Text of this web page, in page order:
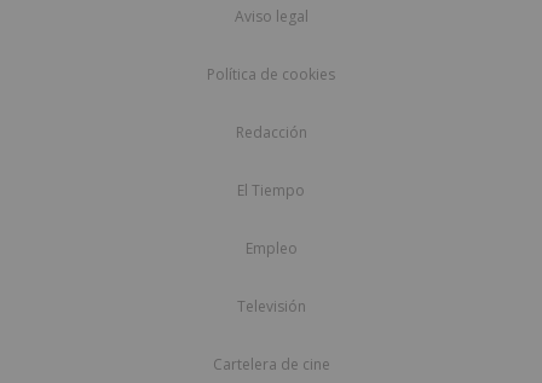
Aviso legal
Política de cookies
Redacción
El Tiempo
Empleo
Televisión
Cartelera de cine